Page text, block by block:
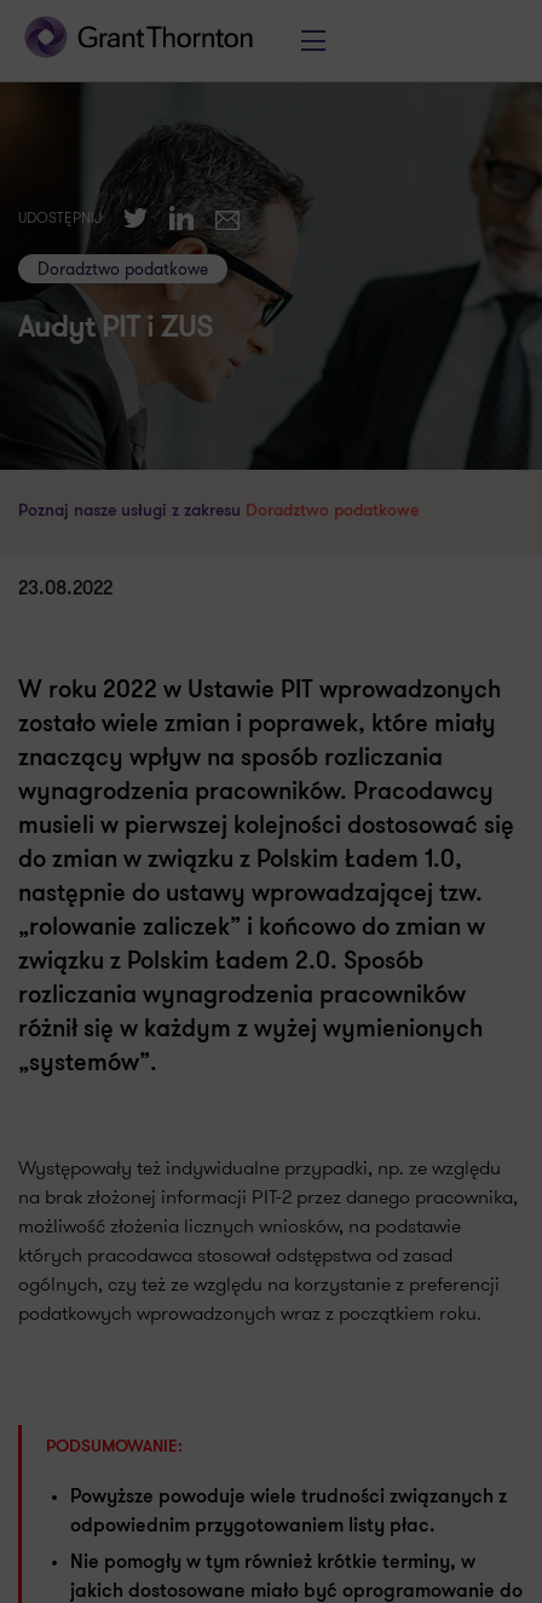
UDOSTĘPNIJ TwitterLinkedInE-mail
Doradztwo podatkowe
Audyt PIT i ZUS
Poznaj nasze usługi z zakresu Doradztwo podatkowe
23.08.2022
W roku 2022 w Ustawie PIT wprowadzonych
zostało wiele zmian i poprawek, które miały
znaczący wpływ na sposób rozliczania
wynagrodzenia pracowników. Pracodawcy
musieli w pierwszej kolejności dostosować się
do zmian w związku z Polskim Ładem 1.0,
następnie do ustawy wprowadzającej tzw.
„rolowanie zaliczek” i końcowo do zmian w
związku z Polskim Ładem 2.0. Sposób
rozliczania wynagrodzenia pracowników
różnił się w każdym z wyżej wymienionych
„systemów”.
Występowały też indywidualne przypadki, np. ze względu
na brak złożonej informacji PIT-2 przez danego pracownika,
możliwość złożenia licznych wniosków, na podstawie
których pracodawca stosował odstępstwa od zasad
ogólnych, czy też ze względu na korzystanie z preferencji
podatkowych wprowadzonych wraz z początkiem roku.
PODSUMOWANIE:
Powyższe powoduje wiele trudności związanych z
odpowiednim przygotowaniem listy płac.
Nie pomogły w tym również krótkie terminy, w
jakich dostosowane miało być oprogramowanie do